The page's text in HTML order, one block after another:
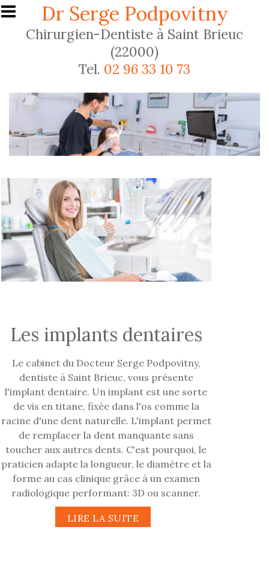
Aller au contenu principal
Dr Serge Podpovitny
Chirurgien-Dentiste à Saint Brieuc
(22000)
Tel. 02 96 33 10 73
Les implants dentaires
Le cabinet du Docteur Serge Podpovitny,
dentiste à Saint Brieuc, vous présente
l'implant dentaire. Un implant est une sorte
de vis en titane, fixée dans l'os comme la
racine d'une dent naturelle. L'implant permet
de remplacer la dent manquante sans
toucher aux autres dents. C'est pourquoi, le
praticien adapte la longueur, le diamètre et la
forme au cas clinique grâce à un examen
radiologique performant: 3D ou scanner.
LIRE LA SUITE